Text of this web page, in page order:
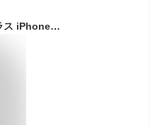
【2枚セット】iPhone17 ガラスフィルム 強化ガラス iPhone17 Air iPhone17 Pro iPhone17 Promax ガラスフィルム iPhone16 ガラスフィルム iPhone15 Pro Plus Promax iPhone14 iPhone13 ガラスフィルム 全面保護 液晶保護フィルム 硬度9H 保護フィルム